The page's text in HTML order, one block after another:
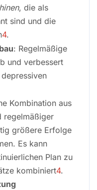
, die als
sind und die
4.
: Regelmäßige
und verbessert
Kombination aus
regelmäßiger
größere Erfolge
Es kann
Plan zu
kombiniert4.